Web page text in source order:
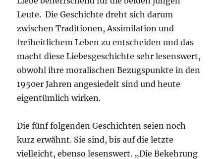
Leute. Die Geschichte dreht sich darum
zwischen Traditionen, Assimilation und
freiheitlichem Leben zu entscheiden und das
macht diese Liebesgeschichte sehr lesenswert,
obwohl ihre moralischen Bezugspunkte in den
1950er Jahren angesiedelt sind und heute
eigentümlich wirken.
Die fünf folgenden Geschichten seien noch
kurz erwähnt. Sie sind, bis auf die letzte
vielleicht, ebenso lesenswert. „Die Bekehrung